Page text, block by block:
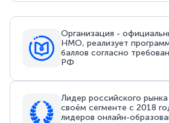
Организация -
НМО, реализует
баллов согласно
РФ
Лидер российского
своём сегменте с 2018
лидеров онлайн-